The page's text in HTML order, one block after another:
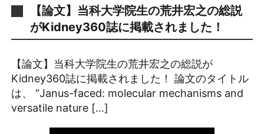
【論文】当科大学院生の荒井宏之の総説
がKidney360誌に掲載されました！
【論文】当科大学院生の荒井宏之の総説が
Kidney360誌に掲載されました！ 論文のタイトル
は、 “Janus-faced: molecular mechanisms and
versatile nature […]